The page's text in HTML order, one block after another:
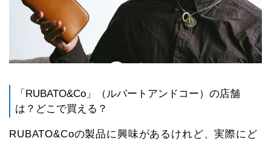
「RUBATO&Co」（ルバートアンドコー）の店舗
は？どこで買える？
RUBATO&Coの製品に興味があるけれど、実際にど